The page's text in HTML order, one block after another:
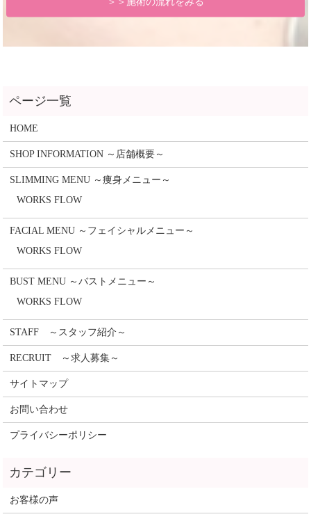
HOME
SHOP INFORMATION ～店舗概要～
SLIMMING MENU ～痩身メニュー～
WORKS FLOW
FACIAL MENU ～フェイシャルメニュー～
WORKS FLOW
BUST MENU ～バストメニュー～
WORKS FLOW
STAFF ～スタッフ紹介～
RECRUIT ～求人募集～
サイトマップ
お問い合わせ
プライバシーポリシー
お客様の声